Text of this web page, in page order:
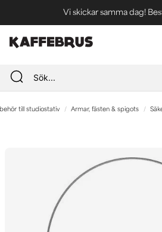
Vi skickar samma dag!
till studiostativ Armar, fästen & spigots